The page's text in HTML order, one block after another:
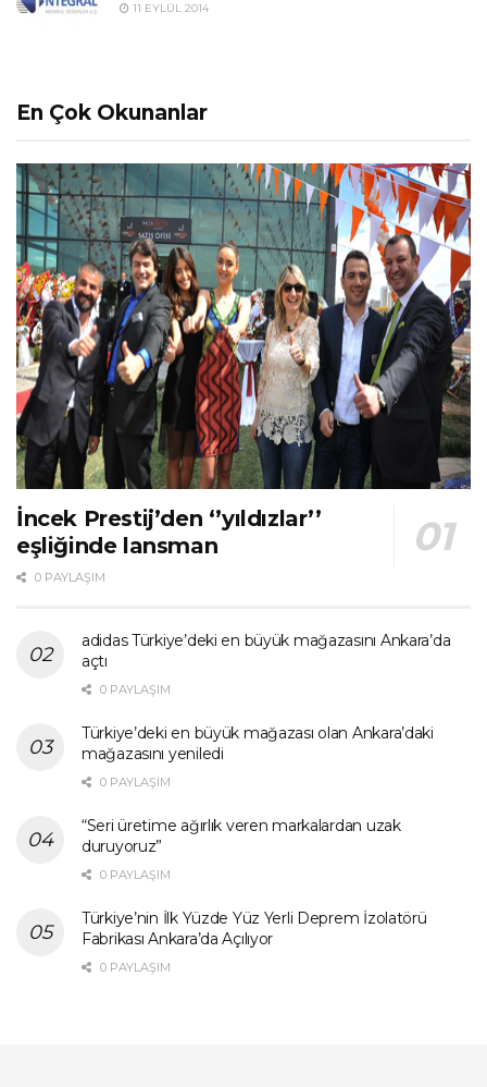
11 EYLÜL 2014
En Çok Okunanlar
İncek Prestij’den ‘’yıldızlar’’
eşliğinde lansman
0 PAYLAŞIM
adidas Türkiye’deki en büyük mağazasını Ankara’da
açtı
0 PAYLAŞIM
Türkiye’deki en büyük mağazası olan Ankara’daki
mağazasını yeniledi
0 PAYLAŞIM
“Seri üretime ağırlık veren markalardan uzak
duruyoruz”
0 PAYLAŞIM
Türkiye’nin İlk Yüzde Yüz Yerli Deprem İzolatörü
Fabrikası Ankara’da Açılıyor
0 PAYLAŞIM